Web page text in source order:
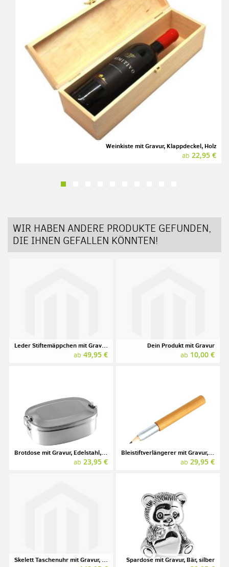
Weinkiste mit Gravur, Klappdeckel, Holz
ab 22,95 €
WIR HABEN ANDERE PRODUKTE GEFUNDEN,
DIE IHNEN GEFALLEN KÖNNTEN!
Leder Stiftemäppchen mit Gravur, Marke SONNENLEDER, Modell KAFKA
ab 49,95 €
Dein Produkt mit Gravur
ab 10,00 €
Brotdose mit Gravur, Edelstahl, 0,75 l
ab 23,95 €
Bleistiftverlängerer mit Gravur, Wildkirsche, E+M
ab 29,95 €
Skelett Taschenuhr mit Gravur, REGENT, vergoldet Spardose mit Gravur, Bär, silber